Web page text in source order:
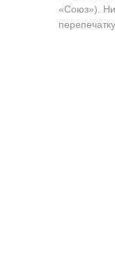
«Союз»).